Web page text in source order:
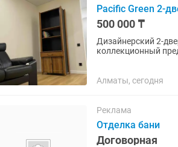
Pacific Green 2-
500 000 ₸
Дизайнерский 2-
коллекционный предмет интерьера Retail от
Алматы, сегодня
Реклама
Отделка бани
Договорная